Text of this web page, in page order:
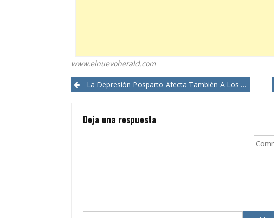
www.elnuevoherald.com
PostLa Depresión Posparto Afecta También A Los Hombres
Deja una respuesta